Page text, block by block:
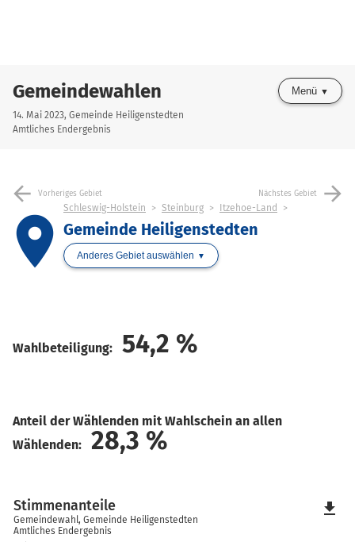
Gemeindewahlen
14. Mai 2023, Gemeinde Heiligenstedten
Amtliches Endergebnis
Menü
arrow_back Vorheriges Gebiet Nächstes Gebiet arrow_forward
place
Schleswig-Holstein Steinburg Itzehoe-Land
Gemeinde Heiligenstedten
Anderes Gebiet auswählen
Wahlbeteiligung: 54,2 %
Anteil der Wählenden mit Wahlschein an allen
Wählenden:
28,3 %
Stimmenanteile
Gemeindewahl, Gemeinde Heiligenstedten
Amtliches Endergebnis
file_download